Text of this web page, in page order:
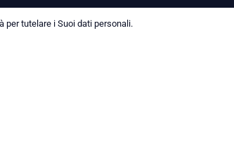
per tutelare i Suoi dati personali.